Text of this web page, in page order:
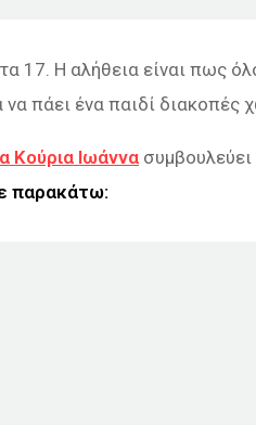
Η αλήθεια είναι πως
πάει ένα παιδί διακοπές
Κούρια Ιωάννα συμβουλεύει
παρακάτω: